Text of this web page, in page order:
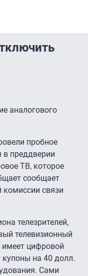
аналогового
пробное
в преддверии
ТВ, которое
cообщает
комиссии связи
телезрителей,
телевизионный
имеет цифровой
купоны на 40 долл.
Сами